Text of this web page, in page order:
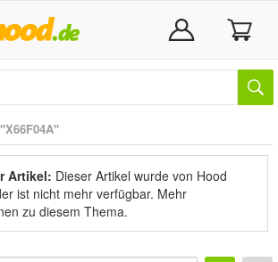
"X66F04A"
Artikel: Dieser Artikel wurde von Hood
ist nicht mehr verfügbar. Mehr
zu diesem Thema.